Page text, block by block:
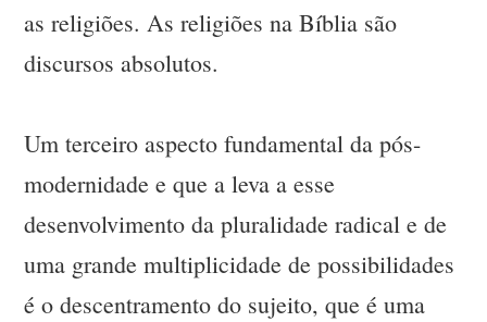
as religiões. As religiões na Bíblia são
discursos absolutos.
Um terceiro aspecto fundamental da pós-
modernidade e que a leva a esse
desenvolvimento da pluralidade radical e de
uma grande multiplicidade de possibilidades
é o descentramento do sujeito, que é uma